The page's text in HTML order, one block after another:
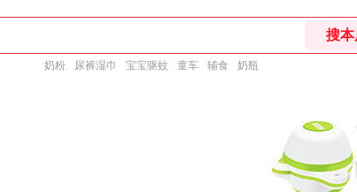
奶粉 尿裤湿巾 宝宝驱蚊 童车 辅食 奶瓶